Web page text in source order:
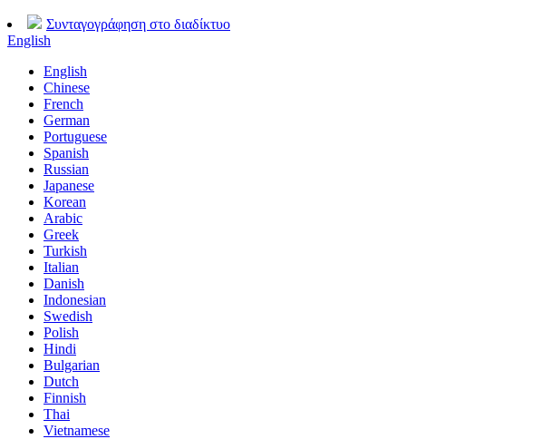
Συνταγογράφηση στο διαδίκτυο
English
English
Chinese
French
German
Portuguese
Spanish
Russian
Japanese
Korean
Arabic
Greek
Turkish
Italian
Danish
Indonesian
Swedish
Polish
Hindi
Bulgarian
Dutch
Finnish
Thai
Vietnamese